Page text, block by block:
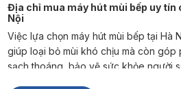
Địa chỉ mua máy hút mùi bếp uy tín
Nội
Việc lựa chọn máy hút mùi bếp tại Hà
giúp loại bỏ mùi khó chịu mà còn góp
sạch thoáng, bảo vệ sức khỏe người